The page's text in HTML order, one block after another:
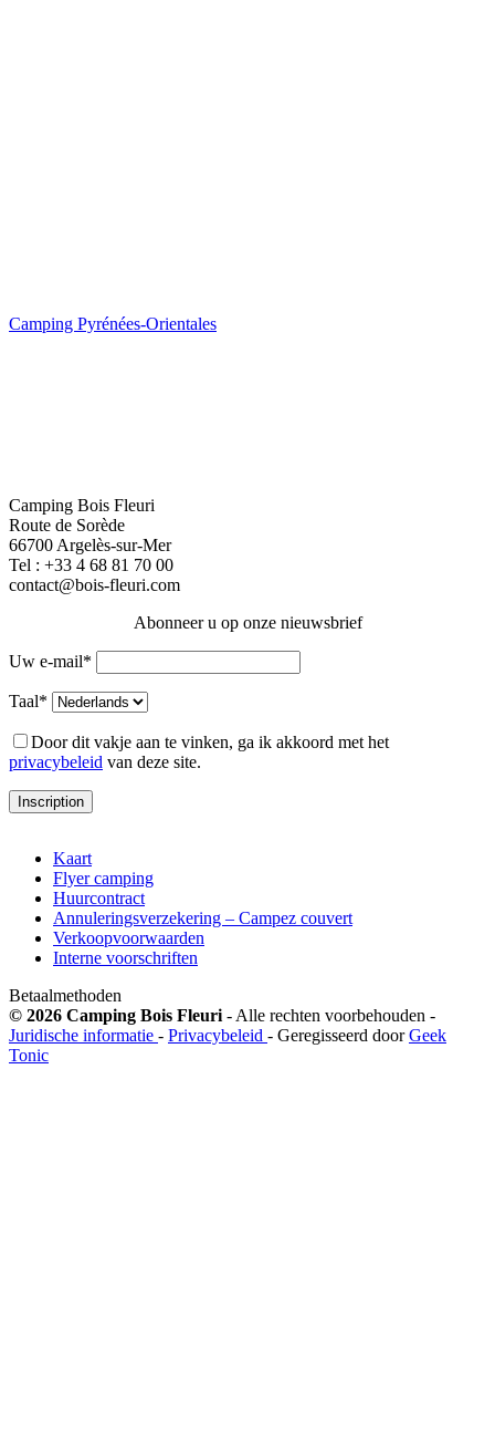
Camping Pyrénées-Orientales
Camping Bois Fleuri
Route de Sorède
66700 Argelès-sur-Mer
Tel : +33 4 68 81 70 00
contact@bois-fleuri.com
Abonneer u op onze nieuwsbrief
Uw e-mail*
Taal*
Door dit vakje aan te vinken, ga ik akkoord met het
privacybeleid van deze site.
Kaart
Flyer camping
Huurcontract
Annuleringsverzekering – Campez couvert
Verkoopvoorwaarden
Interne voorschriften
Betaalmethoden
© 2026 Camping Bois Fleuri - Alle rechten voorbehouden -
Juridische informatie - Privacybeleid - Geregisseerd doorGeek
Tonic